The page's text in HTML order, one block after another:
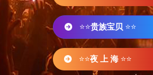
⭐⭐贵族宝贝 ⭐⭐
⭐⭐夜 上 海 ⭐⭐